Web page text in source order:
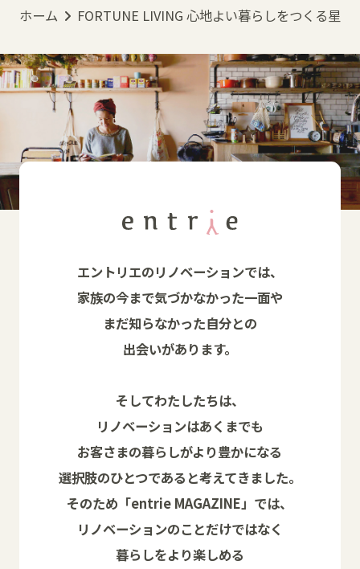
ホーム FORTUNE LIVING 心地よい暮らしをつくる星
エントリエのリノベーションでは、
家族の今まで気づかなかった一面や
まだ知らなかった自分との
出会いがあります。
そしてわたしたちは、
リノベーションはあくまでも
お客さまの暮らしがより豊かになる
選択肢のひとつであると考えてきました。
そのため「entrie MAGAZINE」では、
リノベーションのことだけではなく
暮らしをより楽しめる